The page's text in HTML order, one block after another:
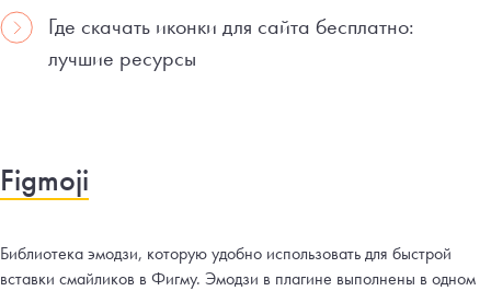
Где скачать иконки для сайта бесплатно:
лучшие ресурсы
Figmoji
Библиотека эмодзи, которую удобно использовать для быстрой
вставки смайликов в Фигму. Эмодзи в плагине выполнены в одном